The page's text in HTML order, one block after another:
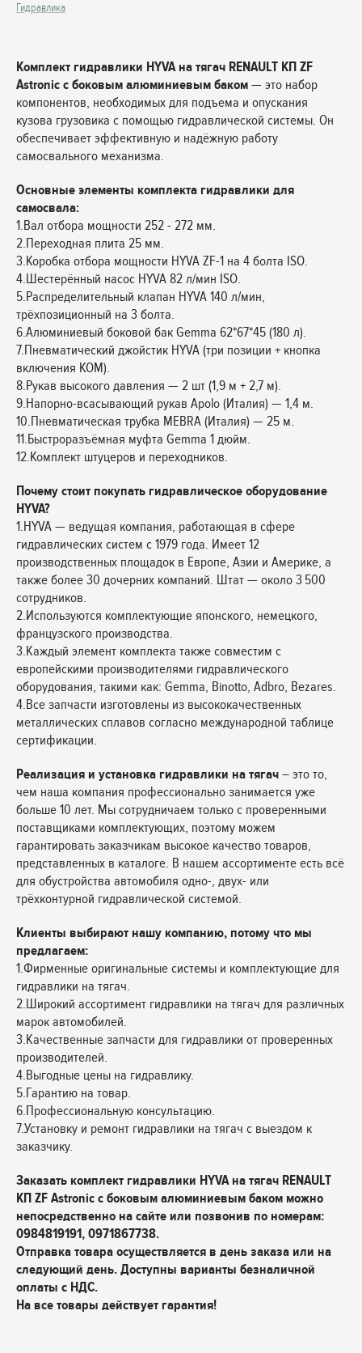
Гидравлика
Комплект гидравлики HYVA на тягач RENAULT КП ZF
Astronic с боковым алюминиевым баком — это набор
компонентов, необходимых для подъема и опускания
кузова грузовика с помощью гидравлической системы. Он
обеспечивает эффективную и надёжную работу
самосвального механизма.
Основные элементы комплекта гидравлики для
самосвала:
1.Вал отбора мощности 252 - 272 мм.
2.Переходная плита 25 мм.
3.Коробка отбора мощности HYVA ZF-1 на 4 болта ISO.
4.Шестерённый насос HYVA 82 л/мин ISO.
5.Распределительный клапан HYVA 140 л/мин,
трёхпозиционный на 3 болта.
6.Алюминиевый боковой бак Gemma 62*67*45 (180 л).
7.Пневматический джойстик HYVA (три позиции + кнопка
включения КОМ).
8.Рукав высокого давления — 2 шт (1,9 м + 2,7 м).
9.Напорно-всасывающий рукав Apolo (Италия) — 1,4 м.
10.Пневматическая трубка MEBRA (Италия) — 25 м.
11.Быстроразъёмная муфта Gemma 1 дюйм.
12.Комплект штуцеров и переходников.
Почему стоит покупать гидравлическое оборудование
HYVA?
1.HYVA — ведущая компания, работающая в сфере
гидравлических систем с 1979 года. Имеет 12
производственных площадок в Европе, Азии и Америке, а
также более 30 дочерних компаний. Штат — около 3 500
сотрудников.
2.Используются комплектующие японского, немецкого,
французского производства.
3.Каждый элемент комплекта также совместим с
европейскими производителями гидравлического
оборудования, такими как: Gemma, Binotto, Adbro, Bezares.
4.Все запчасти изготовлены из высококачественных
металлических сплавов согласно международной таблице
сертификации.
Реализация и установка гидравлики на тягач – это то,
чем наша компания профессионально занимается уже
больше 10 лет. Мы сотрудничаем только с проверенными
поставщиками комплектующих, поэтому можем
гарантировать заказчикам высокое качество товаров,
представленных в каталоге. В нашем ассортименте есть всё
для обустройства автомобиля одно-, двух- или
трёхконтурной гидравлической системой.
Клиенты выбирают нашу компанию, потому что мы
предлагаем:
1.Фирменные оригинальные системы и комплектующие для
гидравлики на тягач.
2.Широкий ассортимент гидравлики на тягач для различных
марок автомобилей.
3.Качественные запчасти для гидравлики от проверенных
производителей.
4.Выгодные цены на гидравлику.
5.Гарантию на товар.
6.Профессиональную консультацию.
7.Установку и ремонт гидравлики на тягач с выездом к
заказчику.
Заказать комплект гидравлики HYVA на тягач RENAULT
КП ZF Astronic с боковым алюминиевым баком можно
непосредственно на сайте или позвонив по номерам:
0984819191, 0971867738.
Отправка товара осуществляется в день заказа или на
следующий день. Доступны варианты безналичной
оплаты с НДС.
На все товары действует гарантия!